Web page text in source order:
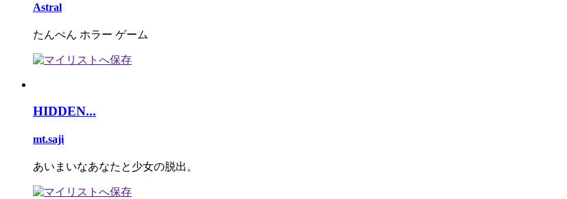
Astral
たんぺん ホラー ゲーム
HIDDEN...
mt.saji
あいまいなあなたと少女の脱出。